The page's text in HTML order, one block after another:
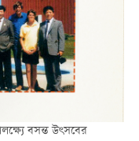
বসন্ত উৎসবের